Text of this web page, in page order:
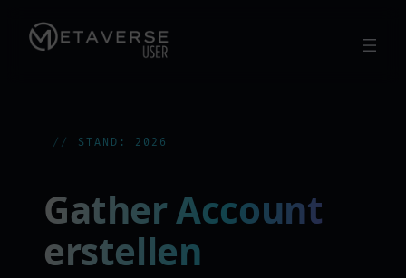
Inhalt
STAND: 2026
Gather Account
erstellen